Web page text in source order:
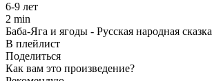
6-9 лет
2 min
Баба-Яга и ягоды - Русская народная сказка
В плейлист
Поделиться
Как вам это произведение?